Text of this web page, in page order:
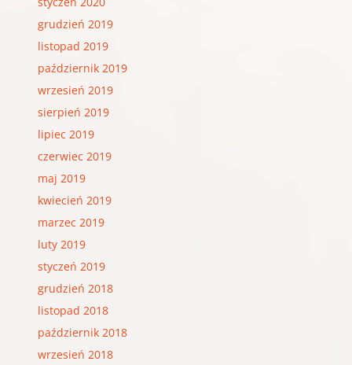
grudzień 2019
listopad 2019
październik 2019
wrzesień 2019
sierpień 2019
lipiec 2019
czerwiec 2019
maj 2019
kwiecień 2019
marzec 2019
luty 2019
styczeń 2019
grudzień 2018
listopad 2018
październik 2018
wrzesień 2018